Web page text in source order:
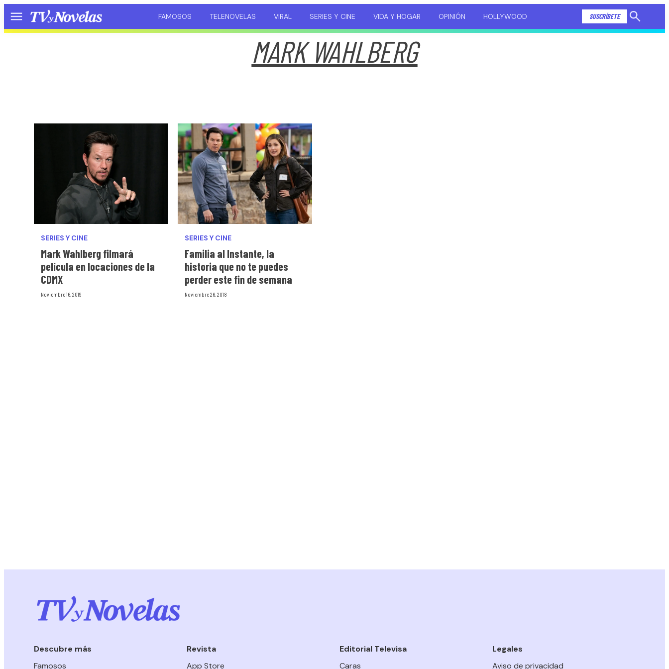
Menú FAMOSOS TELENOVELAS VIRAL SERIES Y CINE VIDA Y HOGAR OPINIÓN HOLLYWOOD SUSCRÍBETE
Mostrar
MARK WAHLBERG
SERIES Y CINE
Mark Wahlberg filmará
película en locaciones de la
CDMX
Noviembre 16, 2019
SERIES Y CINE
Familia al Instante, la
historia que no te puedes
perder este fin de semana
Noviembre 26, 2018
Descubre más
Famosos
Revista
App Store
Editorial Televisa
Caras
Legales
Aviso de privacidad